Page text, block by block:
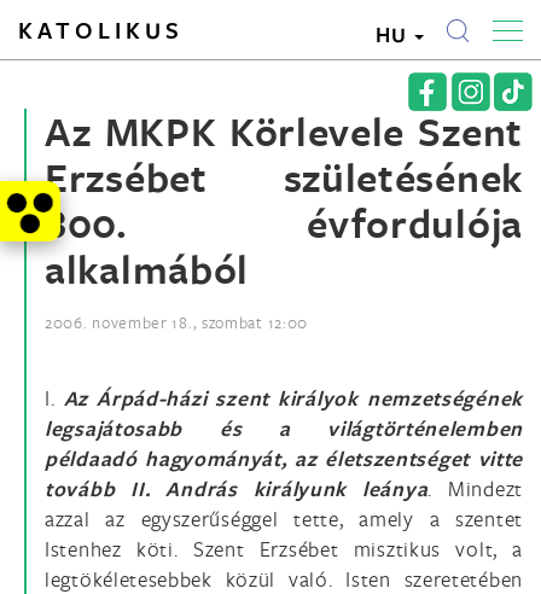
KATOLIKUS HU
Az MKPK Körlevele Szent
Erzsébet születésének
800. évfordulója
alkalmából
2006. november 18., szombat 12:00
I. Az Árpád-házi szent királyok nemzetségének
legsajátosabb és a világtörténelemben
példaadó hagyományát, az életszentséget vitte
tovább II. András királyunk leánya. Mindezt
azzal az egyszerűséggel tette, amely a szentet
Istenhez köti. Szent Erzsébet misztikus volt, a
legtökéletesebbek közül való. Isten szeretetében